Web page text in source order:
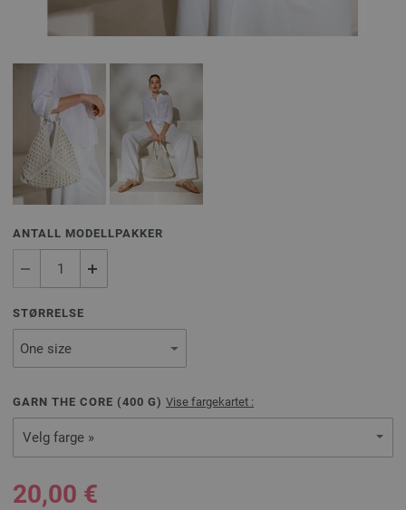
ANTALL MODELLPAKKER
STØRRELSE
GARN THE CORE (400 G) Vise fargekartet :
Velg farge »
20,00 €